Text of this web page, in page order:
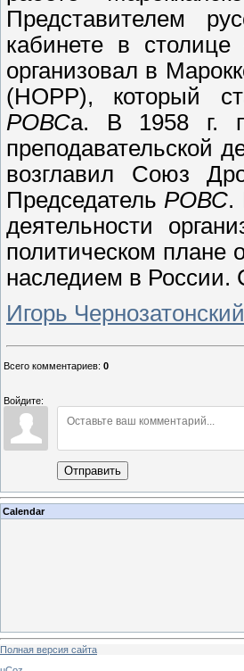
Представителем
кабинете в
организовал в
(НОРР), который
РОВСа. В 1958 г.
преподавательской
возглавил Союз
Председатель РОВС.
деятельности
политическом плане
наследием в России.
Игорь Чернозатонский
Всего комментариев: 0
Войдите:
Отправить
Calendar
Полная версия сайта